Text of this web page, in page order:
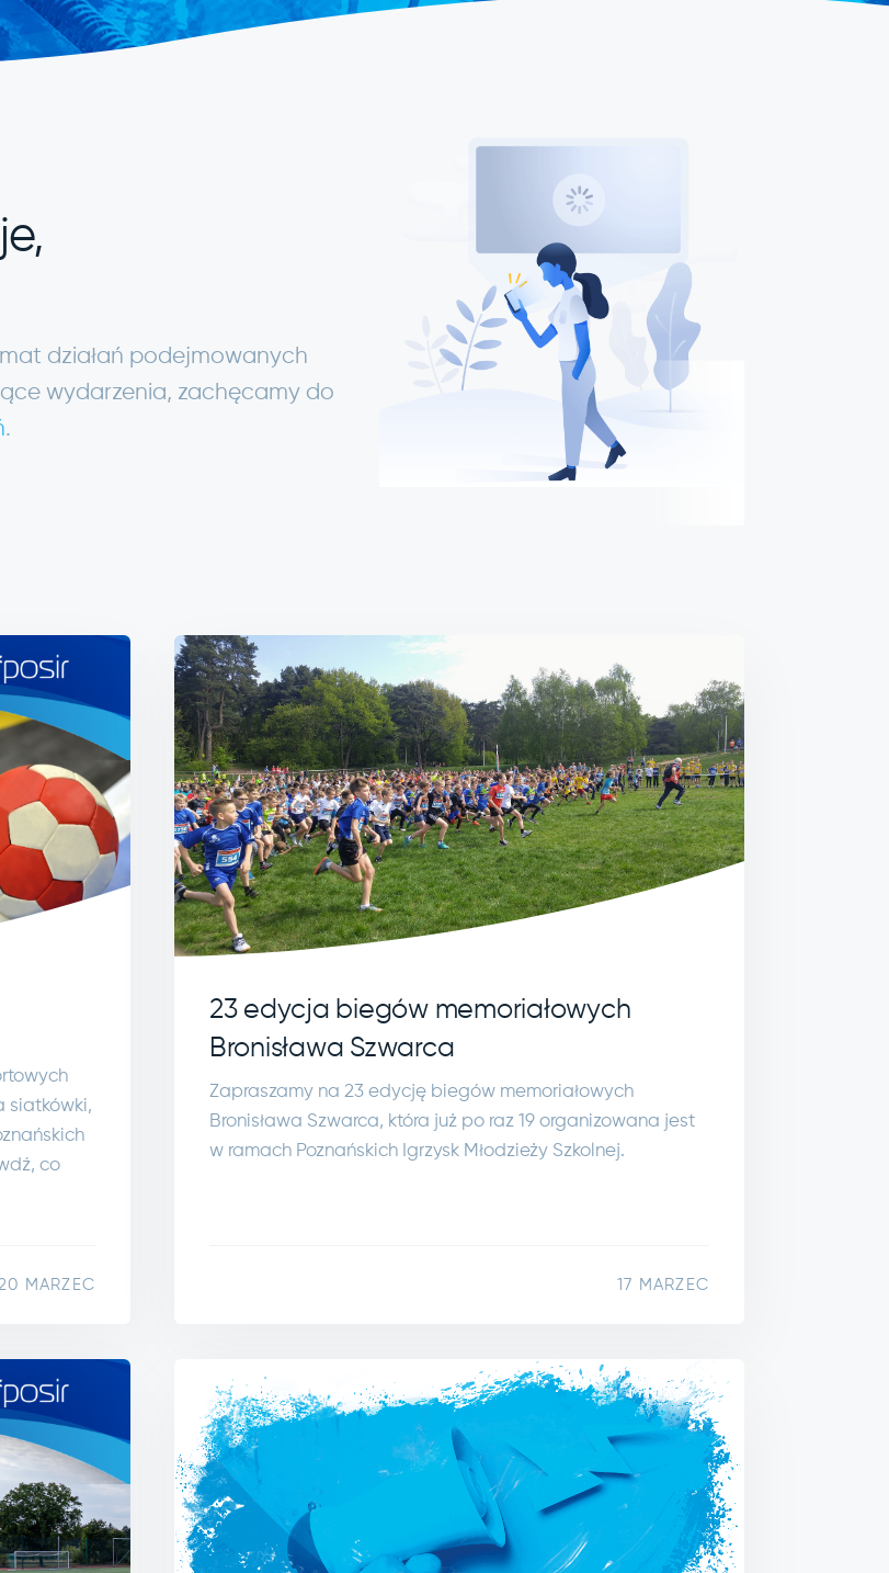
działań podejmowanych
wydarzenia, zachęcamy do
.
siatkówki,
co
MARZEC
23 edycja biegów memoriałowych
Bronisława Szwarca
Zapraszamy na 23 edycję biegów memoriałowych
Bronisława Szwarca, która już po raz 19 organizowana jest
w ramach Poznańskich Igrzysk Młodzieży Szkolnej.
17 MARZEC